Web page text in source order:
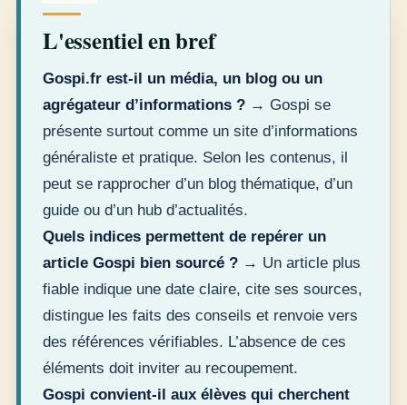
L'essentiel en bref
Gospi.fr est-il un média, un blog ou un
agrégateur d’informations ? → Gospi se
présente surtout comme un site d’informations
généraliste et pratique. Selon les contenus, il
peut se rapprocher d’un blog thématique, d’un
guide ou d’un hub d’actualités.
Quels indices permettent de repérer un
article Gospi bien sourcé ? → Un article plus
fiable indique une date claire, cite ses sources,
distingue les faits des conseils et renvoie vers
des références vérifiables. L’absence de ces
éléments doit inviter au recoupement.
Gospi convient-il aux élèves qui cherchent